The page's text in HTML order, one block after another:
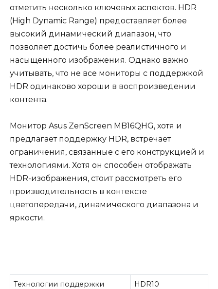
отметить несколько ключевых аспектов. HDR
(High Dynamic Range) предоставляет более
высокий динамический диапазон, что
позволяет достичь более реалистичного и
насыщенного изображения. Однако важно
учитывать, что не все мониторы с поддержкой
HDR одинаково хороши в воспроизведении
контента.
Монитор Asus ZenScreen MB16QHG, хотя и
предлагает поддержку HDR, встречает
ограничения, связанные с его конструкцией и
технологиями. Хотя он способен отображать
HDR-изображения, стоит рассмотреть его
производительность в контексте
цветопередачи, динамического диапазона и
яркости.
Технологии поддержки HDR10